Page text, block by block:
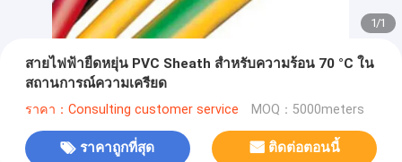
1/1
สายไฟฟ้ายืดหยุ่น PVC Sheath สําหรับความร้อน 70 °C ใน
สถานการณ์ความเครียด
ราคา：Consulting customer service MOQ：5000meters
ราคาถูกที่สุด ติดต่อตอนนี้